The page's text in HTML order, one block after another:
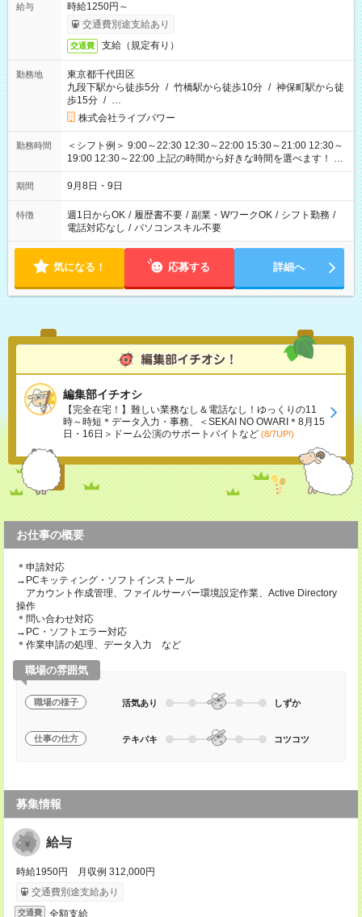
給与
時給1250円～
交通費別途支給あり
交通費 支給（規定有り）
勤務地
東京都千代田区
九段下駅から徒歩5分 / 竹橋駅から徒歩10分 / 神保町駅から徒
歩15分 / …
株式会社ライブパワー
勤務時間
＜シフト例＞ 9:00～22:30 12:30～22:00 15:30～21:00 12:30～
19:00 12:30～22:00 上記の時間から好きな時間を選べます！ ※
時間は変更となる可能性があります
期間 9月8日・9日
特徴 週1日からOK / 履歴書不要 / 副業・WワークOK / シフト勤務 /
電話対応なし / パソコンスキル不要
気になる！ 応募する 詳細へ
編集部イチオシ
【完全在宅！】難しい業務なし＆電話なし！ゆっくりの11
時～時短＊データ入力・事務、＜SEKAI NO OWARI＊8月15
日・16日＞ドーム公演のサポートバイトなど (8/7UP!)
お仕事の概要
＊申請対応
→PCキッティング・ソフトインストール
アカウント作成管理、ファイルサーバー環境設定作業、Active Directory
操作
＊問い合わせ対応
→PC・ソフトエラー対応
＊作業申請の処理、データ入力 など
職場の雰囲気
職場の様子 活気あり しずか
仕事の仕方 テキパキ コツコツ
募集情報
給与
時給1950円 月収例 312,000円
交通費別途支給あり
交通費 全額支給